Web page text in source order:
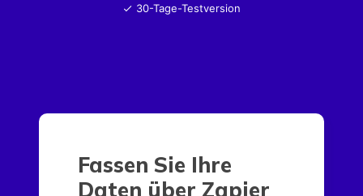
30-Tage-Testversion
Fassen Sie Ihre
Daten über Zapier